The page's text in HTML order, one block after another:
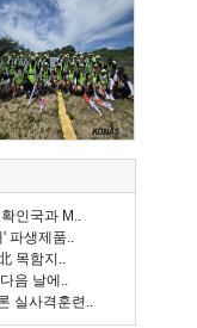
인국과 M..
' 파생제품..
목함지..
음 날에..
실사격훈련..